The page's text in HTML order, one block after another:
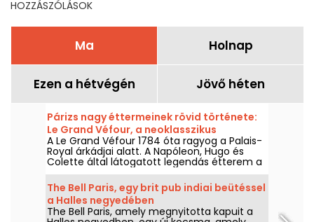
HOZZÁSZÓLÁSOK
Ma Holnap
Ezen a hétvégén Jövő héten
Párizs nagy éttermeinek rövid története:
Le Grand Véfour, a neoklasszikus
művészet ékköve
A Le Grand Véfour 1784 óta ragyog a Palais-
Royal árkádjai alatt. A Napóleon, Hugo és
Colette által látogatott legendás étterem a
francia haute cuisine megtestesítője
neoklasszikus környezetben.
The Bell Paris, egy brit pub indiai beütéssel
a Halles negyedében
The Bell Paris, amely megnyitotta kapuit a